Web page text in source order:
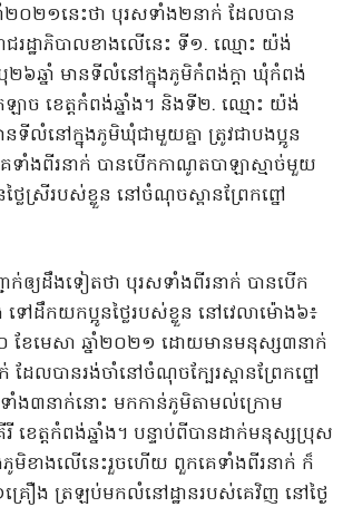
ាំ២០២១នេះថា បុរសទាំង២នាក់ ដែលបាន
ជរដ្ឋាភិបាលខាងលើនេះ ទី១. ឈ្មោះ យ៉ង់
៦ឆ្នាំ មានទីលំនៅក្នុងភូមិកំពង់ក្តា ឃុំកំពង់
ាច ខេត្តកំពង់ឆ្នាំង។ និងទី២. ឈ្មោះ យ៉ង់
ទីលំនៅក្នុងភូមិឃុំជាមួយគ្នា ត្រូវជាបងប្អូន
ទាំងពីរនាក់ បានបើកកាណូតបាឡាស្មាច់មួយ
ៃស្រីរបស់ខ្លួន នៅចំណុចស្ពានព្រែកព្នៅ
ក់ឲ្យដឹងទៀតថា បុរសទាំងពីរនាក់ បានបើក
ៅដឹកយកប្អូនថ្លៃរបស់ខ្លួន នៅវេលាម៉ោង៦៖
ខែមេសា ឆ្នាំ២០២១ ដោយមានមនុស្ស៣នាក់
ដែលបានរង់ចាំនៅចំណុចក្បែរស្ពានព្រែកព្នៅ
ាំង៣នាក់នោះ មកកាន់ភូមិតាមល់ក្រោម
ខេត្តកំពង់ឆ្នាំង។ បន្ទាប់ពីបានដាក់មនុស្សប្រុស
ខាងលើនេះរួចហើយ ពួកគេទាំងពីរនាក់ ក៏
គ្រឿង ត្រឡប់មកលំនៅដ្ឋានរបស់គេវិញ នៅថ្ងៃ